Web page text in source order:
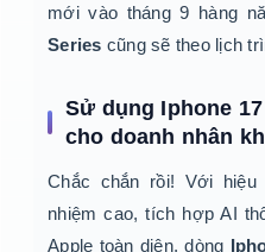
mới vào tháng 9 hàng
Series cũng sẽ theo lịch
Sử dụng Iphone
cho doanh nhân
Chắc chắn rồi! Với hiệu
nhiệm cao, tích hợp AI
Apple toàn diện, dòng